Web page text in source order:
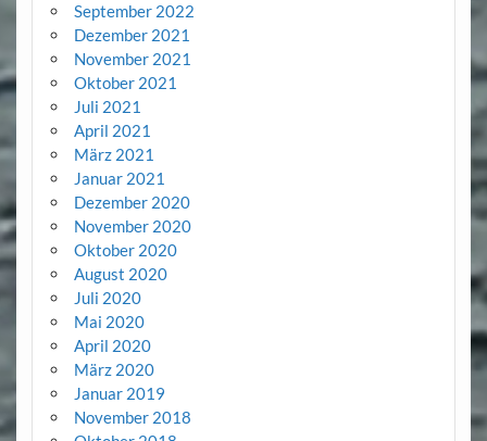
September 2022
Dezember 2021
November 2021
Oktober 2021
Juli 2021
April 2021
März 2021
Januar 2021
Dezember 2020
November 2020
Oktober 2020
August 2020
Juli 2020
Mai 2020
April 2020
März 2020
Januar 2019
November 2018